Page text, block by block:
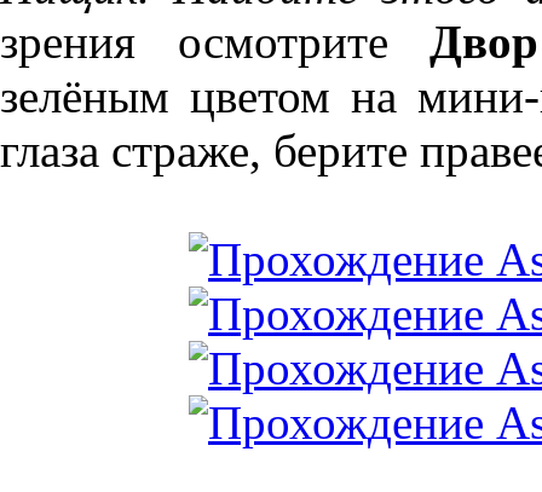
зрения осмотрите
зелёным цветом на
глаза страже, берите